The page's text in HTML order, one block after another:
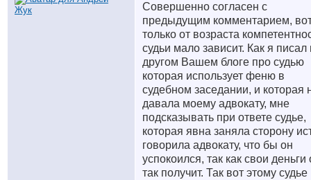
Совершенно согласен с
предыдущим комментарием,
только от возраста
судьи мало зависит. Как я писал
другом Вашем блоге про судью
которая использует феню в
судебном заседании, и которая
давала моему адвокату, мне
подсказывать при ответе судье,
которая явна заняла сторону
говорила адвокату, что бы он
успокоился, так как свои деньги
так получит. Так вот этому судье